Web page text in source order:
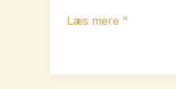
Hvad
design
Læs mere "